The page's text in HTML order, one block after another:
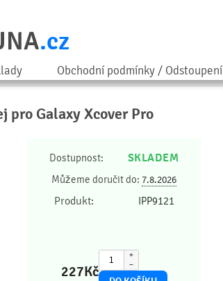
.cz
Obchodní podmínky / Odstoupení
pro Galaxy Xcover Pro
Dostupnost: SKLADEM
Můžeme doručit do: 7.8.2026
Produkt: IPP9121
227Kč
+
−